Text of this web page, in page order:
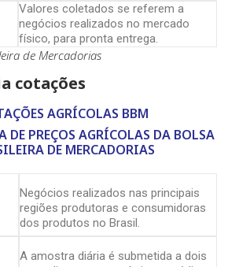
Valores coletados se referem a
negócios realizados no mercado
físico, para pronta entrega.
de Mercadorias
cotações
AGRÍCOLAS BBM
DE PREÇOS AGRÍCOLAS DA BOLSA
DE MERCADORIAS
Negócios realizados nas principais
regiões produtoras e consumidoras
dos produtos no Brasil.
A amostra diária é submetida a dois